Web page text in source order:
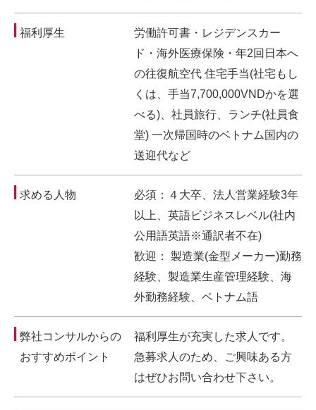
福利厚生
労働許可書・レジデンスカー
ド・海外医療保険・年2回日本へ
の往復航空代 住宅手当(社宅もし
くは、手当7,700,000VNDかを選
べる)、社員旅行、ランチ(社員食
堂) 一次帰国時のベトナム国内の
送迎代など
求める人物
必須：４大卒、法人営業経験3年
以上、英語ビジネスレベル(社内
公用語英語※通訳者不在)
歓迎： 製造業(金型メーカー)勤務
経験、製造業生産管理経験、海
外勤務経験、ベトナム語
弊社コンサルからの
おすすめポイント
福利厚生が充実した求人です。
急募求人のため、ご興味ある方
はぜひお問い合わせ下さい。